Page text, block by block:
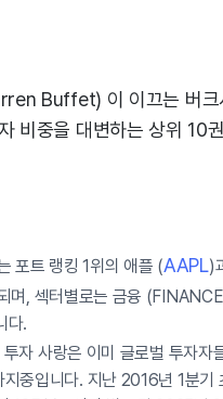
Buffet) 이 이끄는 버
중을 대변하는 상위 10
포트 랭킹 1위의 애플 (AAPL)
며, 섹터별로는 금융
다.
자 사랑은 이미 글로벌 투자자
중입니다. 지난 2016년 1분기